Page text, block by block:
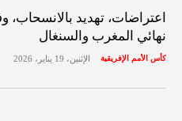
اعتراضات، تهديد
نهائي المغرب والسنغال
كأس الأمم الإفريقية الإثنين، 19 يناير، 2026